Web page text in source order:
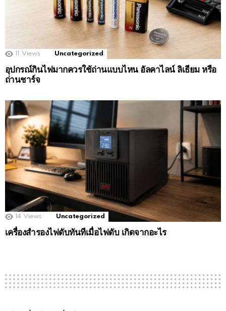
11 Views Uncategorized
อุปกรณ์กินไฟมากควรใช้ถ่านแบบไหน อัลคาไลน์ ลิเธียม หรือ
ถ่านชาร์จ
14 Views Uncategorized
เครื่องสำรองไฟดับทันทีเมื่อไฟดับ เกิดจากอะไร